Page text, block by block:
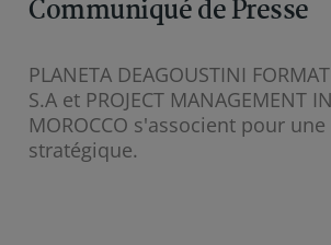
Communiqué de Presse
PLANETA DEAGOUSTINI
S.A et PROJECT MANAGEMENT
MOROCCO s'associent pour
stratégique.